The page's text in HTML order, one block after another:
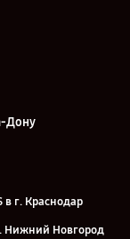
Дону
в г. Краснодар
Нижний Новгород